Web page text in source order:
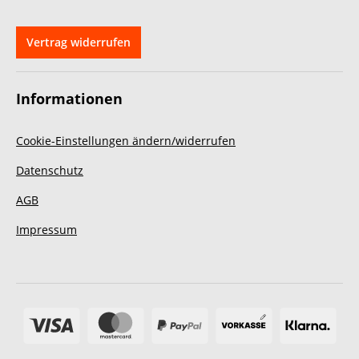
Vertrag widerrufen
Informationen
Cookie-Einstellungen ändern/widerrufen
Datenschutz
AGB
Impressum